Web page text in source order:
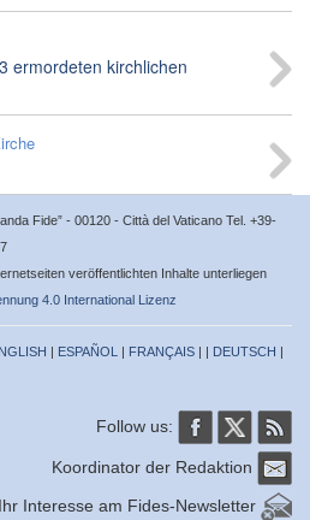
ermordeten kirchlichen
Fide” - 00120 - Città del Vaticano Tel. +39-
veröffentlichten Inhalte unterliegen
4.0 International Lizenz
| ESPAÑOL | FRANÇAIS | | DEUTSCH |
Follow us:
Koordinator der Redaktion
Interesse am Fides-Newsletter